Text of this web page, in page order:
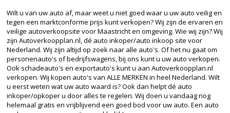
Wilt u van uw auto af, maar weet u niet goed waar u uw auto veilig en
tegen een marktconforme prijs kunt verkopen? Wij zijn de ervaren en
veilige autoverkoopsite voor Maastricht en omgeving. Wie wij zijn? Wij
zijn Autoverkoopplan.nl, dé auto inkoper/auto inkoop site voor
Nederland. Wij zijn altijd op zoek naar alle auto's. Of het nu gaat om
personenauto's of bedrijfswagens, bij ons kunt u uw auto verkopen.
Ook schadeauto's en exportauto's kunt u aan Autoverkoopplan.nl
verkopen. Wij kopen auto's van ALLE MERKEN in heel Nederland. Wilt
u eerst weten wat uw auto waard is? Ook dan helpt dé auto
inkoper/opkoper u door alles te regelen. Wij doen u vandaag nog
helemaal gratis en vrijblijvend een goed bod voor uw auto. Een auto